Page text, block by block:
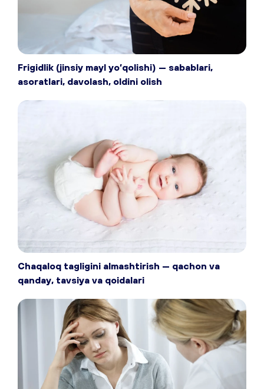
Frigidlik (jinsiy mayl yo’qolishi) — sabablari,
asoratlari, davolash, oldini olish
Chaqaloq tagligini almashtirish — qachon va
qanday, tavsiya va qoidalari